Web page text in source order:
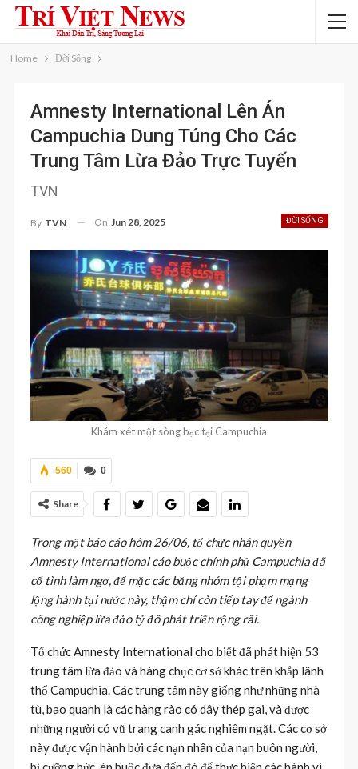
Home Đời Sống
Amnesty International Lên Án
Campuchia Dung Túng Cho Các
Trung Tâm Lừa Đảo Trực Tuyến
TVN
ĐỜI SỐNG
By TVN On Jun 28, 2025
Khám xét một sòng bạc tại Campuchia
0
560
Share
Trong một báo cáo hôm 26/06, tổ chức nhân quyền
Amnesty International cáo buộc chính phủ Campuchia đã
cố tình làm ngơ, để mặc các băng nhóm tội phạm mạng
lộng hành tại nước này, thậm chí còn tiếp tay để ngành
công nghiệp lừa đảo tỷ đô phát triển rộng rãi.
Tổ chức Amnesty International cho biết đã phát hiện 53
trung tâm lừa đảo và hàng chục cơ sở khác trên khắp lãnh
thổ Campuchia. Các trung tâm này giống như những nhà
tù, bao quanh là các hàng rào có dây thép gai, và được
những người có vũ trang canh gác nghiêm ngặt. Các cơ sở
này được vận hành bởi các nạn nhân của nạn buôn người,